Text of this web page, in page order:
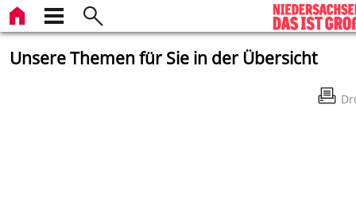
Unsere Themen für Sie in der Übersicht